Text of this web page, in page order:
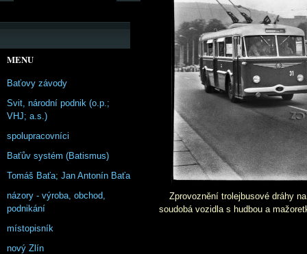
Zprovoznění trolejbusové dráhy
soudobá vozidla s hudbou a
MENU
Baťovy závody
Svit, národní podnik (o.p.;
VHJ; a.s.)
spolupracovníci
Baťův systém (Batismus)
Tomáš Baťa; Jan Antonín Baťa
názory - výroba, obchod,
podnikání
místopisník
nový Zlín